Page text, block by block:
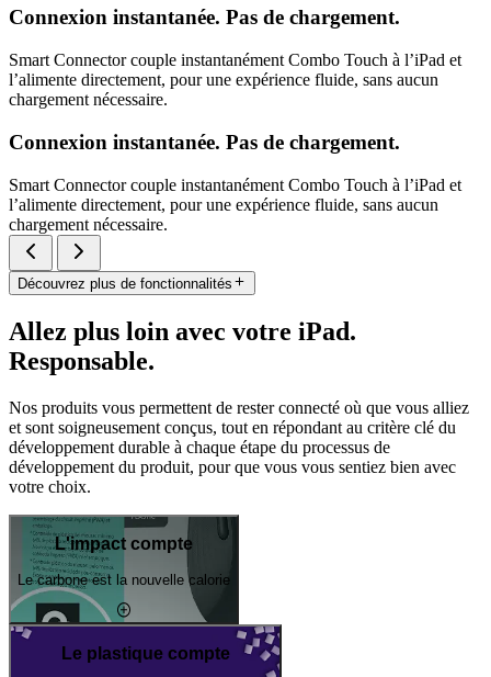
Connexion instantanée. Pas de chargement.
Smart Connector couple instantanément Combo Touch à l’iPad et
l’alimente directement, pour une expérience fluide, sans aucun
chargement nécessaire.
Connexion instantanée. Pas de chargement.
Smart Connector couple instantanément Combo Touch à l’iPad et
l’alimente directement, pour une expérience fluide, sans aucun
chargement nécessaire.
Découvrez plus de fonctionnalités
Allez plus loin avec votre iPad.
Responsable.
Nos produits vous permettent de rester connecté où que vous alliez
et sont soigneusement conçus, tout en répondant au critère clé du
développement durable à chaque étape du processus de
développement du produit, pour que vous vous sentiez bien avec
votre choix.
L'impact compte
Le carbone est la nouvelle calorie
Le plastique compte